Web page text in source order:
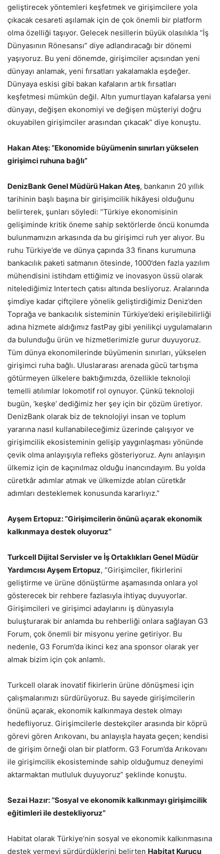
geliştirecek yöntemleri keşfetmek ve girişimcilere yola
çıkacak cesareti aşılamak için de çok önemli bir platform
olma özelliği taşıyor. Gelecek nesillerin büyük olasılıkla “İş
Dünyasının Rönesansı” diye adlandıracağı bir dönemi
yaşıyoruz. Bu yeni dönemde, girişimciler açısından yeni
dünyayı anlamak, yeni fırsatları yakalamakla eşdeğer.
Dünyaya eskisi gibi bakan kafaların artık fırsatları
keşfetmesi mümkün değil. Altın yumurtlayan kafalarsa yeni
dünyayı, değişen ekonomiyi ve değişen müşteriyi doğru
okuyabilen girişimciler arasından çıkacak” diye konuştu.
Hakan Ateş: “Ekonomide büyümenin sınırları yükselen
girişimci ruhuna bağlı”
DenizBank Genel Müdürü Hakan Ateş, bankanın 20 yıllık
tarihinin başlı başına bir girişimcilik hikâyesi olduğunu
belirterek, şunları söyledi: “Türkiye ekonomisinin
gelişiminde kritik öneme sahip sektörlerde öncü konumda
bulunmamızın arkasında da bu girişimci ruh yer alıyor. Bu
ruhu Türkiye’de ve dünya çapında 33 finans kurumuna
bankacılık paketi satmanın ötesinde, 1000’den fazla yazılım
mühendisini istihdam ettiğimiz ve inovasyon üssü olarak
nitelediğimiz Intertech çatısı altında besliyoruz. Aralarında
şimdiye kadar çiftçilere yönelik geliştirdiğimiz Deniz’den
Toprağa ve bankacılık sisteminin Türkiye’deki erişilebilirliği
adına hizmete aldığımız fastPay gibi yenilikçi uygulamaların
da bulunduğu ürün ve hizmetlerimizle gurur duyuyoruz.
Tüm dünya ekonomilerinde büyümenin sınırları, yükselen
girişimci ruha bağlı. Uluslararası arenada gücü tartışma
götürmeyen ülkelere baktığımızda, özellikle teknoloji
temelli atılımlar lokomotif rol oynuyor. Çünkü teknoloji
bugün, ‘keşke’ dediğimiz her şey için bir çözüm üretiyor.
DenizBank olarak biz de teknolojiyi insan ve toplum
yararına nasıl kullanabileceğimiz üzerinde çalışıyor ve
girişimcilik ekosisteminin gelişip yaygınlaşması yönünde
çevik olma anlayışıyla refleks gösteriyoruz. Aynı anlayışın
ülkemiz için de kaçınılmaz olduğu inancındayım. Bu yolda
cüretkâr adımlar atmak ve ülkemizde atılan cüretkâr
adımları desteklemek konusunda kararlıyız.”
Ayşem Ertopuz: “Girişimcilerin önünü açarak ekonomik
kalkınmaya destek oluyoruz”
Turkcell Dijital Servisler ve İş Ortaklıkları Genel Müdür
Yardımcısı Ayşem Ertopuz, “Girişimciler, fikirlerini
geliştirme ve ürüne dönüştürme aşamasında onlara yol
gösterecek bir rehbere fazlasıyla ihtiyaç duyuyorlar.
Girişimcileri ve girişimci adaylarını iş dünyasıyla
buluşturarak bir anlamda bu rehberliği onlara sağlayan G3
Forum, çok önemli bir misyonu yerine getiriyor. Bu
nedenle, G3 Forum’da ikinci kez ana sponsor olarak yer
almak bizim için çok anlamlı.
Turkcell olarak inovatif fikirlerin ürüne dönüşmesi için
çalışmalarımızı sürdürüyoruz. Bu sayede girişimcilerin
önünü açarak, ekonomik kalkınmaya destek olmayı
hedefliyoruz. Girişimcilerle destekçiler arasında bir köprü
görevi gören Arıkovanı, bu anlayışla hayata geçen; kendisi
de girişim örneği olan bir platform. G3 Forum’da Arıkovanı
ile girişimcilik ekosisteminde sahip olduğumuz deneyimi
aktarmaktan mutluluk duyuyoruz” şeklinde konuştu.
Sezai Hazır: “Sosyal ve ekonomik kalkınmayı girişimcilik
eğitimleri ile destekliyoruz”
Habitat olarak Türkiye’nin sosyal ve ekonomik kalkınmasına
destek vermeyi sürdürdüklerini belirten Habitat Kurucu